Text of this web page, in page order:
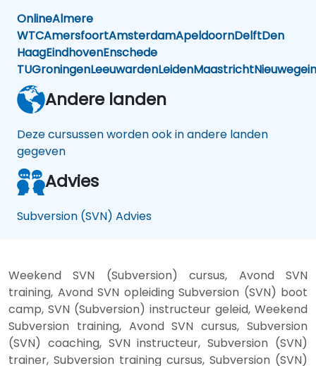
OnlineAlmere
WTCAmersfoortAmsterdamApeldoornDelftDen
HaagEindhovenEnschede
TUGroningenLeeuwardenLeidenMaastrichtNieuwegein
Andere landen
Deze cursussen worden ook in andere landen
gegeven
Advies
Subversion (SVN) Advies
Weekend SVN (Subversion) cursus, Avond SVN
training, Avond SVN opleiding Subversion (SVN) boot
camp, SVN (Subversion) instructeur geleid, Weekend
Subversion training, Avond SVN cursus, Subversion
(SVN) coaching, SVN instructeur, Subversion (SVN)
trainer, Subversion training cursus, Subversion (SVN)